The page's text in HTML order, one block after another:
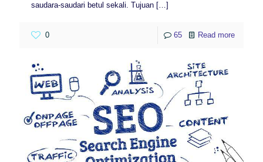
saudara-saudari betul sekali. Tujuan […]
0 65 Read more